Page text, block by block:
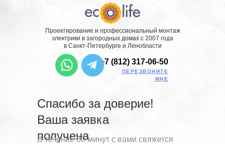
Спасибо за доверие!
Ваша заявка
получена
В течение 30 минут с вами свяжется
Проектирование и профессиональный монтаж
электрики в загородных домах с 2007 года
в Санкт-Петербурге и Ленобласти
+7 (812) 317-06-50
ПЕРЕЗВОНИТЕ
МНЕ